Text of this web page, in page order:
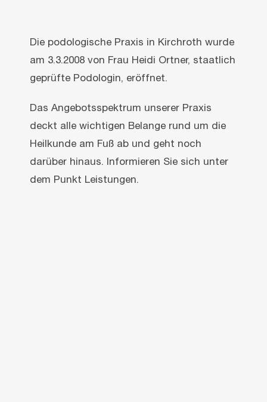
Die podologische Praxis in Kirchroth wurde
am 3.3.2008 von Frau Heidi Ortner, staatlich
ge­prüfte Podologin, eröffnet.
Das Angebotsspektrum unserer Praxis
deckt alle wichtigen Belange rund um die
Heilkunde am Fuß ab und geht noch
darüber hinaus. Informieren Sie sich unter
dem Punkt Leistungen.